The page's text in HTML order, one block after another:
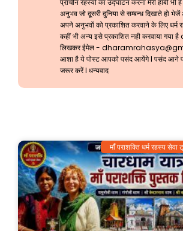
प्राचीन रहस्यों का उद्घाटन करना मेरी हॉबी
अनुभव जो दूसरी दुनिया से सम्बन्ध दिखाते हो
अपने अनुभवों को प्रकाशित करवाने के लिए धर्म
कहीं भी अन्य इसे प्रकाशित नही करवाया
लिखकर ईमेल -
आशा है ये पोस्ट आपको पसंद आयेंगे l पसंद आने
जरूर करें l धन्यवाद
माँ पराशक्ति धर्म रहस्य